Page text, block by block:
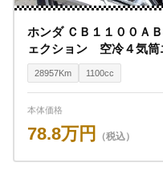
ホンダ ＣＢ１１００
ェクション 空冷４気筒
28957Km 1100cc
本体価格
78.8万円 （税込）